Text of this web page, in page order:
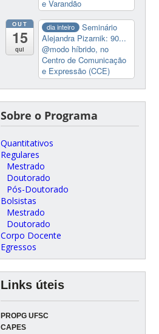
e Varandão
OUT
15
qui
dia inteiro
Seminário
Alejandra Pizarnik: 90...
@modo híbrido, no
Centro de Comunicação
e Expressão (CCE)
Sobre o Programa
Quantitativos
Regulares
Mestrado
Doutorado
Pós-Doutorado
Bolsistas
Mestrado
Doutorado
Corpo Docente
Egressos
Links úteis
PROPG UFSC
CAPES